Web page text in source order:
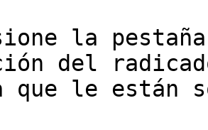
la
del
que le están